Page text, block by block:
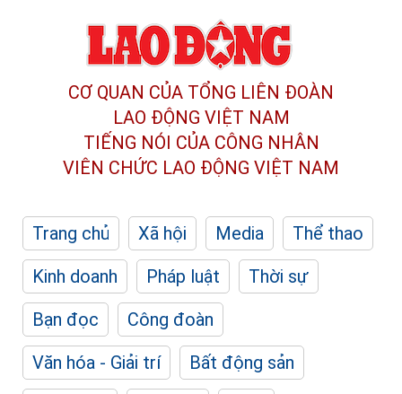
CƠ QUAN CỦA TỔNG LIÊN ĐOÀN
LAO ĐỘNG VIỆT NAM
TIẾNG NÓI CỦA CÔNG NHÂN
VIÊN CHỨC LAO ĐỘNG VIỆT NAM
Trang chủ Xã hội Media
Thể thao
Kinh doanh
Pháp luật
Thời sự
Bạn đọc
Công đoàn
Văn hóa - Giải trí
Bất động sản